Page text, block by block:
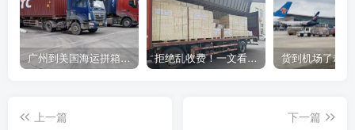
广州到美国海运拼箱多少钱？2024年最新运费构成+隐藏费用避坑指南 拒绝乱收费！一文看懂中国货代计费套路，教你避开所有隐形坑
上一篇
下一篇